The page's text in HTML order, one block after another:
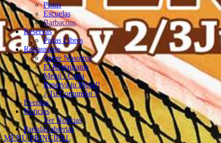
Pistas
Escuelas
Barbacoas
Reservas
Pistas Libres
Restaurante
Sobre Nosotros
El Restaurante
Menú / Carta
Reserva tu Mesa!!
¿ Tu Comunión ?
Eventos
Noticias
Ver Noticias
Partidas abiertas
MENÚ PRINCIPAL